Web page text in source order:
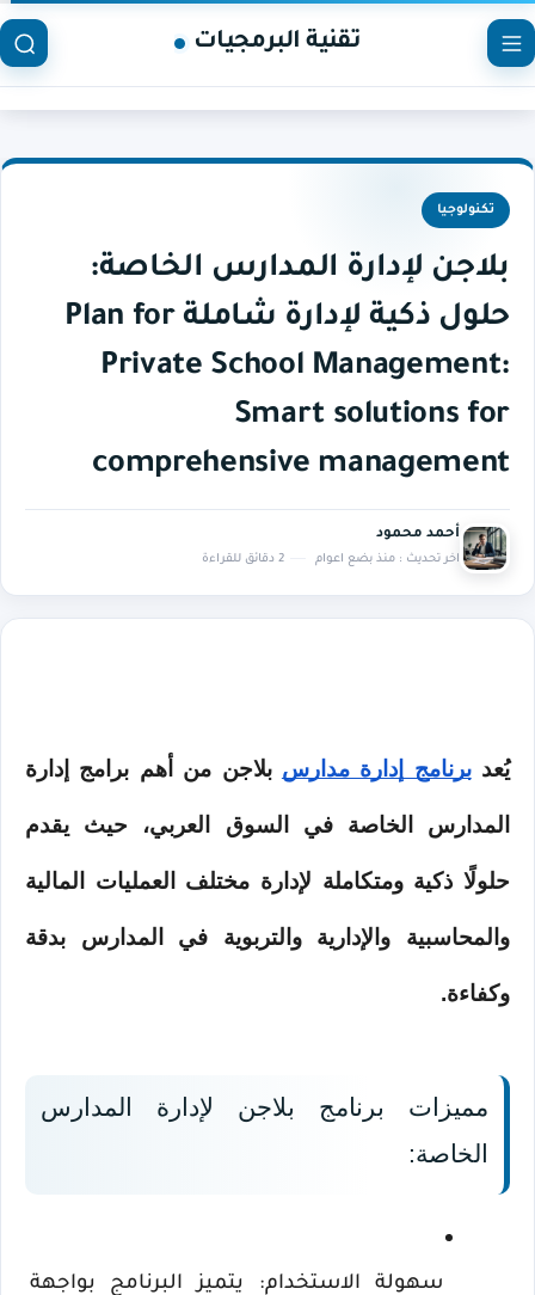
تقنية البرمجيات
تكنولوجيا
بلاجن لإدارة المدارس الخاصة:
حلول ذكية لإدارة شاملة Plan for
Private School Management:
Smart solutions for
comprehensive management
أحمد محمود
اخر تحديث : منذ بضع اعوام 2 دقائق للقراءة
يُعد برنامج إدارة مدارس
وكفاءة.
الخاصة: